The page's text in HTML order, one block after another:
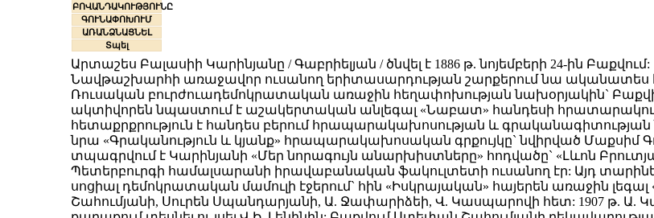
ԲՈՎԱՆԴԱԿՈՒԹՅՈՒՆԸ
ԳՈՒՆԱՓՈԽՈՒՄ
ԱՌԱՆՁՆԱՑՆԵԼ
Տպել
Արտաշես Բալասիի Կարինյանը / Գաբրիելյան / ծնվել է 1886 թ. նոյեմբերի 24-ին Բաքվում:
Նավթաշխարհի առաջավոր ուսանող երիտասարդության շարքերում նա ականատես է
Ռուսական բուրժուադեմոկրատական առաջին հեղափոխության նախօրյակին` Բաքվի
ակտիվորեն նպաստում է աշակերտական անլեգալ «Նաբատ» հանդեսի
հետաքրքրություն է հանդես բերում հրապարակախոսության և գրականագիտության
նրա «Գրականություն և կյանք» հրապարակախոսական գրքույկը` նվիրված Մաքսիմ
տպագրվում է Կարինյանի «Մեր նորագույն անարխիստները» հոդվածը` «Լևոն
Պետերբուրգի համալսարանի իրավաբանական ֆակուլտետի ուսանող էր: Այդ
սոցիալ դեմոկրատական մամուլի էջերում` հին «Իսկրայական» հայերեն առաջին
Շահումյանի, Սուրեն Սպանդարյանի, Ա. Ջափարիձեի, Վ. Կասպարովի հետ: 1907 թ. Ա.